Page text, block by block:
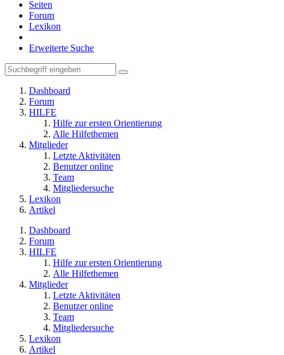
Seiten
Forum
Lexikon
Erweiterte Suche
Dashboard
Forum
HILFE
Hilfe zur ersten Orientierung
Alle Hilfethemen
Mitglieder
Letzte Aktivitäten
Benutzer online
Team
Mitgliedersuche
Lexikon
Artikel
Dashboard
Forum
HILFE
Hilfe zur ersten Orientierung
Alle Hilfethemen
Mitglieder
Letzte Aktivitäten
Benutzer online
Team
Mitgliedersuche
Lexikon
Artikel